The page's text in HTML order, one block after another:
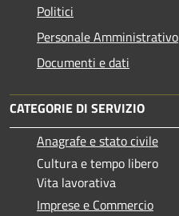
Politici
Personale Amministrativo
Documenti e dati
CATEGORIE DI SERVIZIO
Anagrafe e stato civile
Cultura e tempo libero
Vita lavorativa
Imprese e Commercio